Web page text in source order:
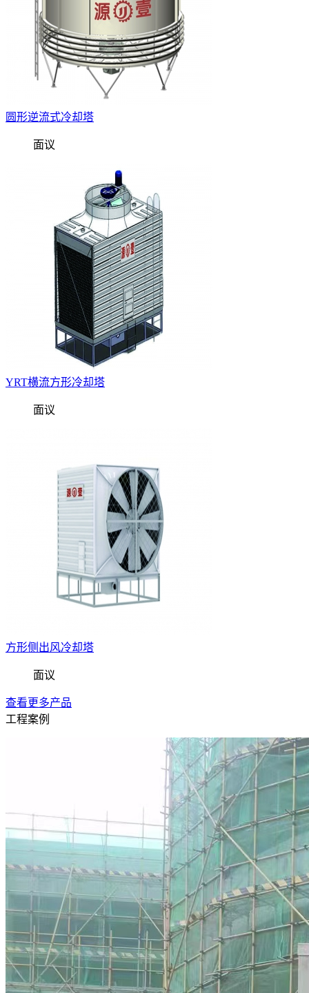
圆形逆流式冷却塔
面议
YRT横流方形冷却塔
面议
方形侧出风冷却塔
面议
查看更多产品
工程案例